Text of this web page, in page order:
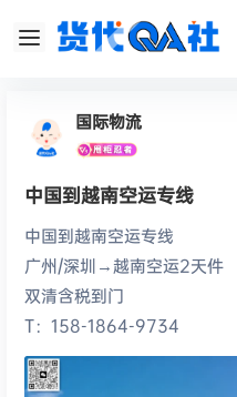
国际物流
中国到越南空运专线
中国到越南空运专线
广州/深圳→越南空运2天件
双清含税到门
T：158-1864-9734